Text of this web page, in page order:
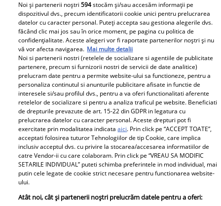
Avantaje
Ea - 52, el - 29, atât aveau când s-
au îndrăgostit, dar iubirea nu a
rezistat. La 6 luni de la
despărțirea de Octavian Ene, uite
cum a răspuns Daniela Nane la
o întrebare incomodă! ȘAH MAT!
Noi și partenerii noștri594stocăm și/sau accesăm informații pe
dispozitivul dvs., precum identificatorii cookie unici pentru prelucrarea
datelor cu caracter personal. Puteți accepta sau gestiona alegerile dvs.
făcând clic mai jos sau în orice moment, pe pagina cu politica de
confidențialitate. Aceste alegeri vor fi raportate partenerilor noștri și nu
vă vor afecta navigarea. Mai multe detalii
Noi si partenerii nostri (retelele de socializare si agentiile de publicitate
partenere, precum si furnizorii nostri de servicii de date analitice)
prelucram date pentru a permite website-ului sa functioneze, pentru a
personaliza continutul si anunturile publicitare afisate in functie de
interesele si/sau profilul dvs., pentru a va oferi functionalitati aferente
retelelor de socializare si pentru a analiza traficul pe website. Beneficiati
de drepturile prevazute de art. 15-22 din GDPR in legatura cu
prelucrarea datelor cu caracter personal. Aceste drepturi pot fi
exercitate prin modalitatea indicataaici. Prin click pe “ACCEPT TOATE”,
acceptati folosirea tuturor Tehnologiilor de tip Cookie, care implica
inclusiv acceptul dvs. cu privire la stocarea/accesarea informatiilor de
catre Vendor-ii cu care colaboram. Prin click pe “VREAU SA MODIFIC
SETARILE INDIVIDUAL” puteti schimba preferintele in mod individual, mai
putin cele legate de cookie strict necesare pentru functionarea website-
ului.
Atât noi, cât și partenerii noștri prelucrăm datele pentru a oferi: